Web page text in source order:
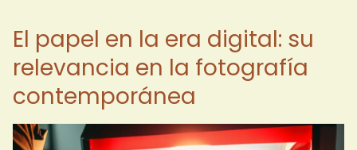
El papel en la era digital: su
relevancia en la fotografía
contemporánea